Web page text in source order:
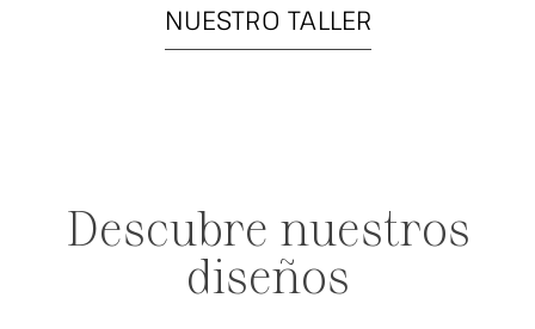
NUESTRO TALLER
Descubre nuestros
diseños